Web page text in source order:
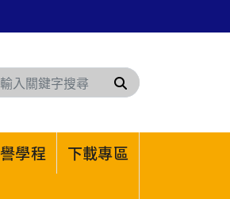
搜尋
學程
下載專區